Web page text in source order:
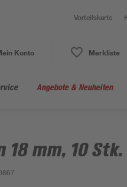
Vorteilskarte
Konto Merkliste
Angebote & Neuheiten
18 mm, 10 Stk.